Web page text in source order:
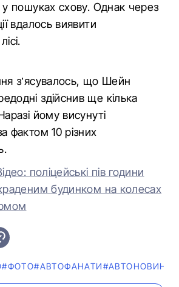
у пошуках схову. Однак через
вдалось виявити
з’ясувалось, що Шейн
здійснив ще кілька
йому висунуті
фактом 10 різних
поліцейські пів години
будинком на колесах
#ФОТО#АВТОФАНАТИ#АВТОНОВИНКА